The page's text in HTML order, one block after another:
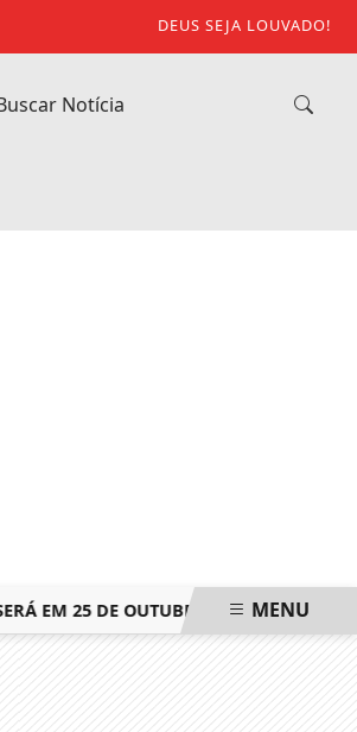
DEUS SEJA LOUVADO!
25 DE OUTUBRO, MESMA DATA DO
MENU